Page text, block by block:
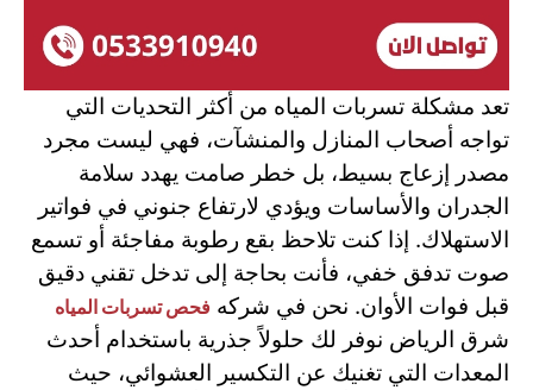
تعد مشكلة تسربات المياه من أكثر التحديات التي
تواجه أصحاب المنازل والمنشآت، فهي ليست مجرد
مصدر إزعاج بسيط، بل خطر صامت يهدد سلامة
الجدران والأساسات ويؤدي لارتفاع جنوني في فواتير
الاستهلاك. إذا كنت تلاحظ بقع رطوبة مفاجئة أو تسمع
صوت تدفق خفي، فأنت بحاجة إلى تدخل تقني دقيق
قبل فوات الأوان. نحن في شركه فحص تسربات المياه
شرق الرياض نوفر لك حلولاً جذرية باستخدام أحدث
المعدات التي تغنيك عن التكسير العشوائي، حيث